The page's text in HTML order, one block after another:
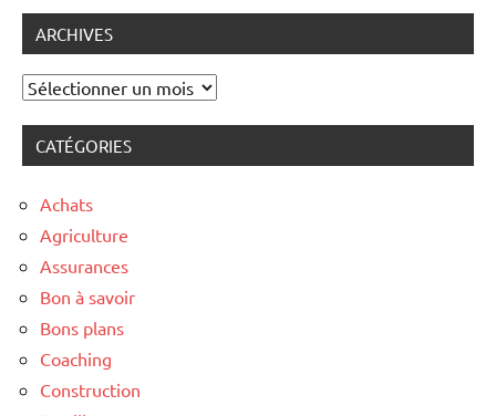
ARCHIVES
Archives
CATÉGORIES
Achats
Agriculture
Assurances
Bon à savoir
Bons plans
Coaching
Construction